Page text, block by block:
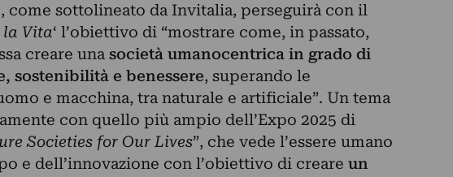
come sottolineato da Invitalia, perseguirà con il
la Vita‘ l’obiettivo di “mostrare come, in passato,
creare una società umanocentrica in grado di
sostenibilità e benessere, superando le
e macchina, tra naturale e artificiale”. Un tema
con quello più ampio dell’Expo 2025 di
Societies for Our Lives”, che vede l’essere umano
e dell’innovazione con l’obiettivo di creare un